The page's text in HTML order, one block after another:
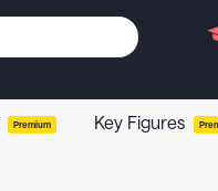
Premium Key Figures